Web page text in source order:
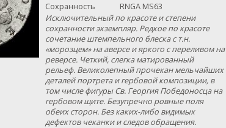
Сохранность
RNGA MS63
Исключительный по красоте и степени
сохранности экземпляр. Редкое по красоте
сочетание штемпельного блеска с т.н.
«морозцем» на аверсе и яркого с переливом на
реверсе. Четкий, слегка матированный
рельеф. Великолепный прочекан мельчайших
деталей портрета и гербовой композиции, в
том числе фигуры Св. Георгия Победоносца на
гербовом щите. Безупречно ровные поля
обеих сторон. Без каких-либо видимых
дефектов чеканки и следов обращения.